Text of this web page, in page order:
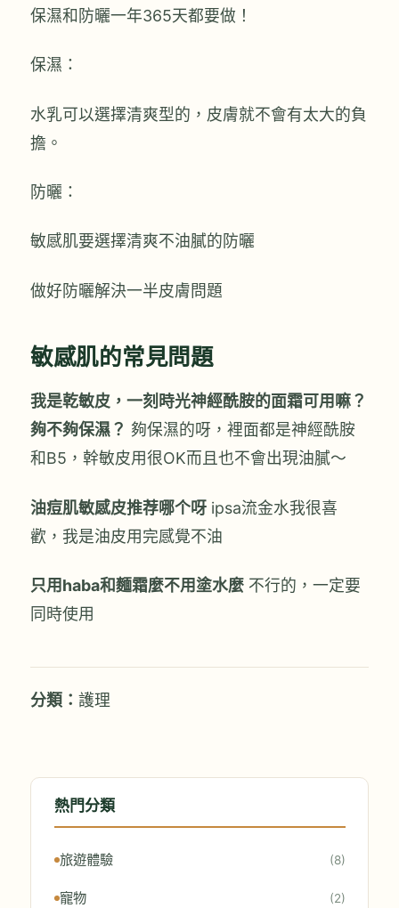
保濕和防曬一年365天都要做！
保濕：
水乳可以選擇清爽型的，皮膚就不會有太大的負
擔。
防曬：
敏感肌要選擇清爽不油膩的防曬
做好防曬解決一半皮膚問題
敏感肌的常見問題
我是乾敏皮，一刻時光神經酰胺的面霜可用嘛？
夠不夠保濕？ 夠保濕的呀，裡面都是神經酰胺
和B5，幹敏皮用很OK而且也不會出現油膩～
油痘肌敏感皮推荐哪个呀 ipsa流金水我很喜
歡，我是油皮用完感覺不油
只用haba和麵霜麼不用塗水麼 不行的，一定要
同時使用
分類： 護理
熱門分類
旅遊體驗 (8)
寵物 (2)